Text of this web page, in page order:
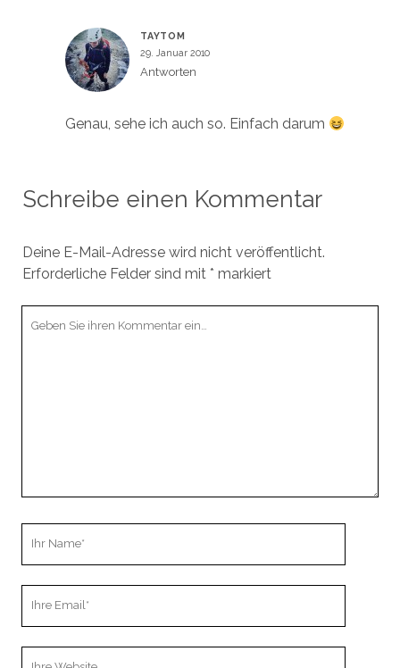
TAYTOM
29. Januar 2010
Antworten
Genau, sehe ich auch so. Einfach darum
Schreibe einen Kommentar
Deine E-Mail-Adresse wird nicht veröffentlicht.
Erforderliche Felder sind mit * markiert